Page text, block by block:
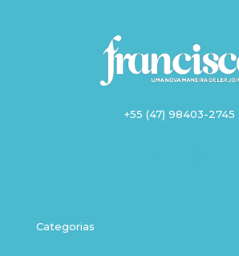
+55 (47) 98403-2745
Categorias